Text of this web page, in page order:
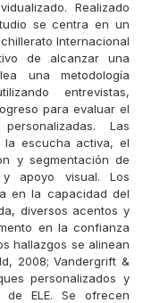
Realizado
se centra en un
Internacional
de alcanzar una
una metodología
entrevistas,
para evaluar el
Las
la escucha activa, el
y segmentación de
apoyo visual. Los
en la capacidad del
diversos acentos y
en la confianza
hallazgos se alinean
2008; Vandergrift &
personalizados y
ELE. Se ofrecen